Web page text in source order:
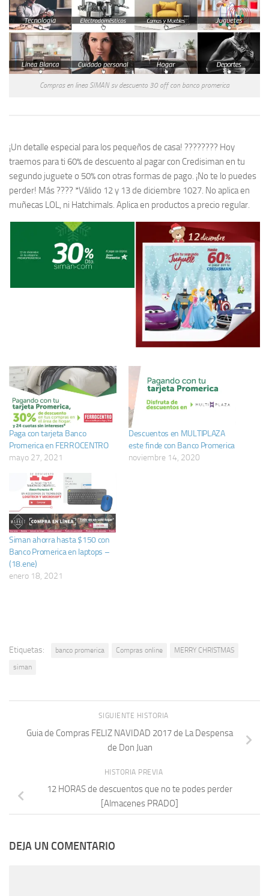
Compras en linea SIMAN sv descuento 30 off con banco promerica
¡Un detalle especial para los pequeños de casa! ???????? Hoy
traemos para ti 60% de descuento al pagar con Credisiman en tu
segundo juguete o 50% con otras formas de pago. ¡No te lo puedes
perder! Más ???? *Válido 12 y 13 de diciembre 1027. No aplica en
muñecas LOL, ni Hatchimals. Aplica en productos a precio regular.
Paga con tarjeta Banco
Promerica en FERROCENTRO
mayo 27, 2021
Descuentos en MULTIPLAZA
este finde con Banco Promerica
noviembre 14, 2020
Siman ahorra hasta $150 con
Banco Promerica en laptops –
(18.ene)
enero 18, 2021
Etiquetas: banco promerica Compras online
MERRY CHRISTMAS
siman
SIGUIENTE HISTORIA
Guia de Compras FELIZ NAVIDAD 2017 de La Despensa
de Don Juan
HISTORIA PREVIA
12 HORAS de descuentos que no te podes perder
[Almacenes PRADO]
DEJA UN COMENTARIO